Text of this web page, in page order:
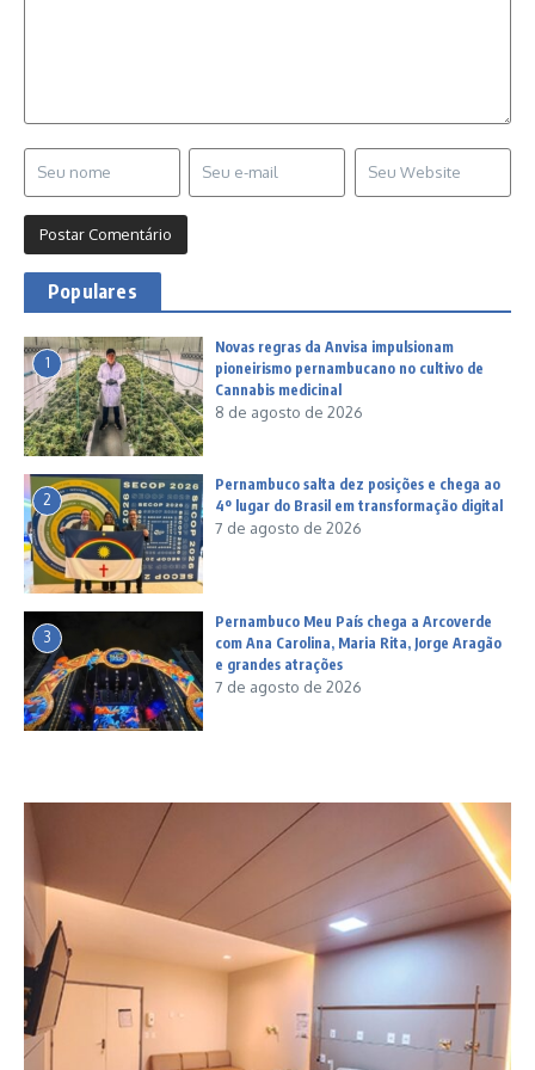
Populares
1
Novas regras da Anvisa impulsionam
pioneirismo pernambucano no cultivo de
Cannabis medicinal
8 de agosto de 2026
2
Pernambuco salta dez posições e chega ao
4º lugar do Brasil em transformação digital
7 de agosto de 2026
3
Pernambuco Meu País chega a Arcoverde
com Ana Carolina, Maria Rita, Jorge Aragão
e grandes atrações
7 de agosto de 2026